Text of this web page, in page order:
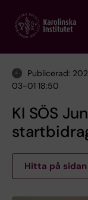
main
Publicerad:
03-01 18:50
KI SÖS
Hitta på sidan